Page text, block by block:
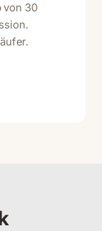
von 30